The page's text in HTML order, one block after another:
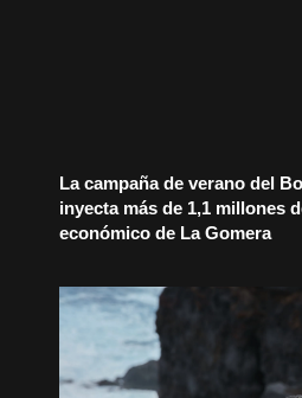
La campaña de verano del
inyecta más de 1,1 millones
económico de La Gomera